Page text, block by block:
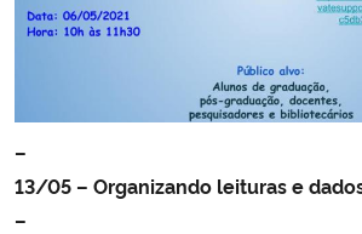
–
13/05 – Organizando leituras e
–